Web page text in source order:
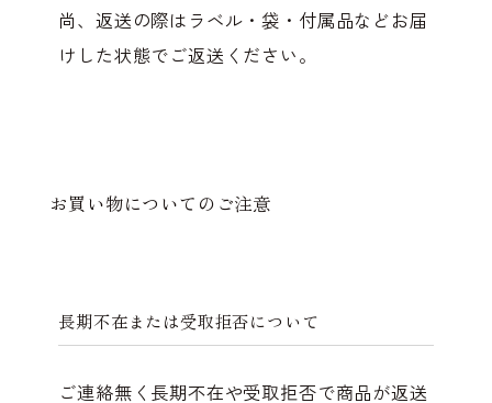
尚、返送の際はラベル・袋・付属品などお届
けした状態でご返送ください。
お買い物についてのご注意
長期不在または受取拒否について
ご連絡無く長期不在や受取拒否で商品が返送